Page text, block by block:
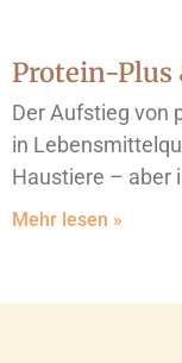
Protein-Plus
Der Aufstieg von
in
Haustiere – aber
Mehr lesen »